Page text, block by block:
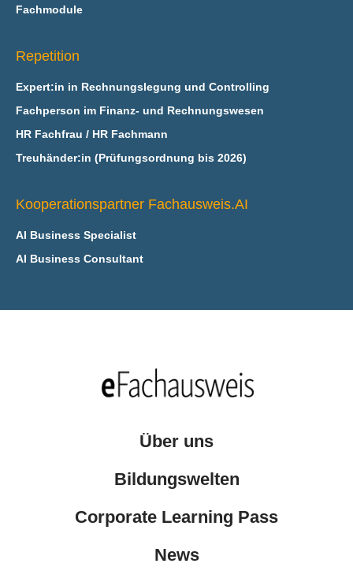
Fachmodule
Repetition
Expert:in in Rechnungslegung und Controlling
Fachperson im Finanz- und Rechnungswesen
HR Fachfrau / HR Fachmann
Treuhänder:in (Prüfungsordnung bis 2026)
Kooperationspartner Fachausweis.AI
AI Business Specialist
AI Business Consultant
Über uns
Bildungswelten
Corporate Learning Pass
News